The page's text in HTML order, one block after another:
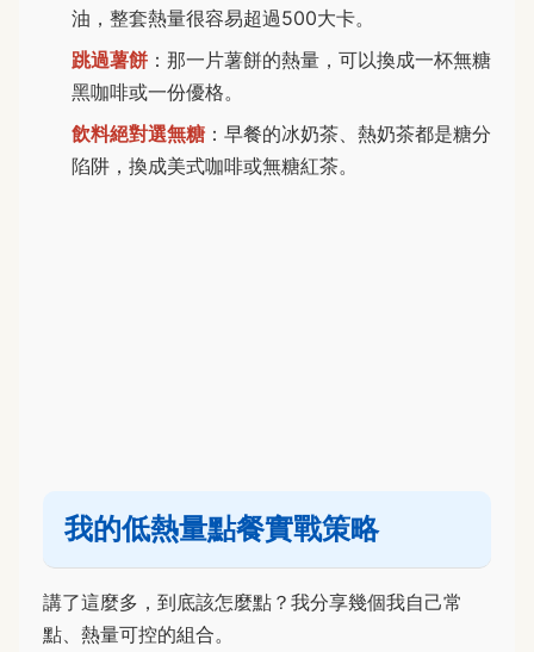
油，整套熱量很容易超過500大卡。
跳過薯餅 ：那一片薯餅的熱量，可以換成一杯無糖
黑咖啡或一份優格。
飲料絕對選無糖 ：早餐的冰奶茶、熱奶茶都是糖分
陷阱，換成美式咖啡或無糖紅茶。
我的低熱量點餐實戰策略
講了這麼多，到底該怎麼點？我分享幾個我自己常
點、熱量可控的組合。